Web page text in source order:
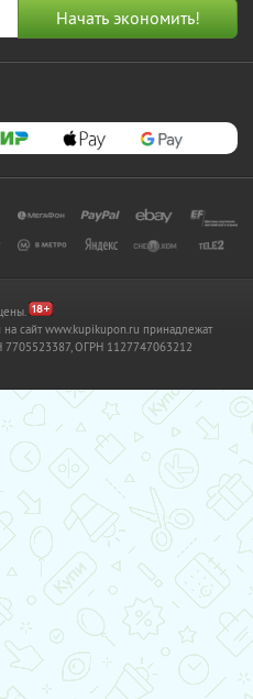
сайт www.kupikupon.ru принадлежат
7705523387, ОГРН 1127747063212